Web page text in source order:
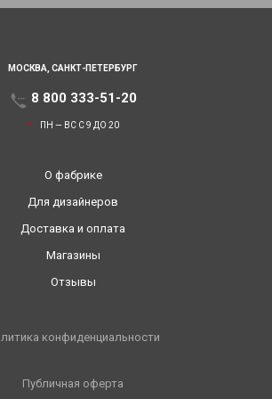
МОСКВА, САНКТ-ПЕТЕРБУРГ
8 800 333-51-20
ПН — ВС С 9 ДО 20
О фабрике
Для дизайнеров
Доставка и оплата
Магазины
Отзывы
конфиденциальности
Публичная оферта